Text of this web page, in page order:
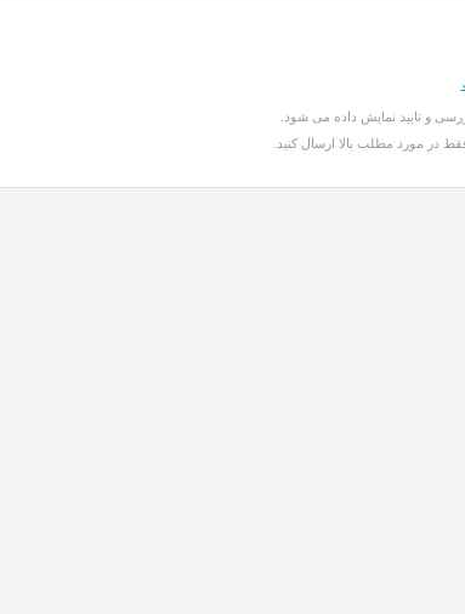
و تایید نمایش داده می شود.
در مورد مطلب بالا ارسال کنید.